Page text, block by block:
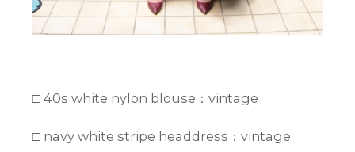
□ 40s white nylon blouse：vintage
□ navy white stripe headdress：vintage